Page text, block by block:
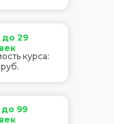
до 29
до 99
курса: